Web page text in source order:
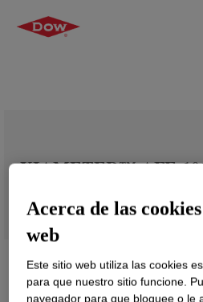
XIAMETER™ AFE-
Acerca de las
web
Este sitio web utiliza las cookies
para que nuestro sitio funcione.
navegador para que bloquee o le